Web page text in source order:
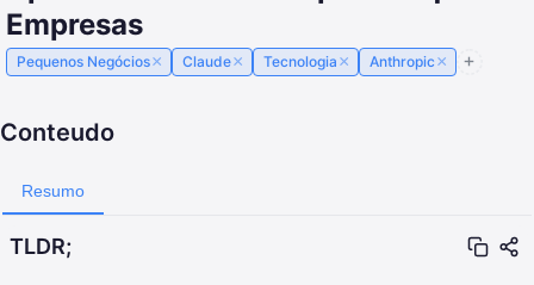
Empresas
Pequenos Negócios× Claude× Tecnologia × Anthropic ×
Conteudo
Resumo
TLDR;